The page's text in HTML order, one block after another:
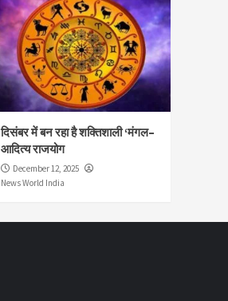
दिसंबर में बन रहा है शक्तिशाली ‘मंगल–
आदित्य राजयोग
December 12, 2025
News World India